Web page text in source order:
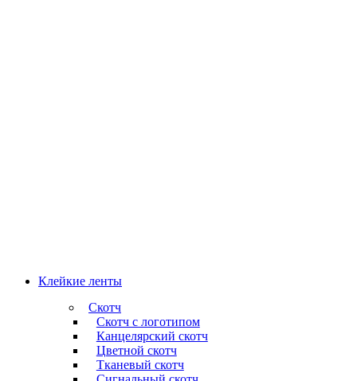
Клейкие ленты
Скотч
Скотч с логотипом
Канцелярский скотч
Цветной скотч
Тканевый скотч